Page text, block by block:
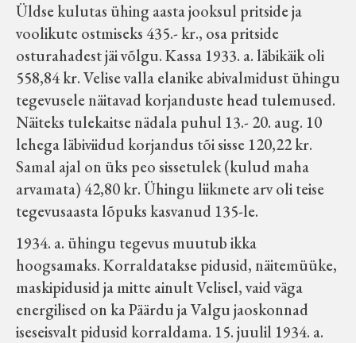
Üldse kulutas ühing aasta jooksul pritside ja
voolikute ostmiseks 435.- kr., osa pritside
osturahadest jäi võlgu. Kassa 1933. a. läbikäik oli
558,84 kr. Velise valla elanike abivalmidust ühingu
tegevusele näitavad korjanduste head tulemused.
Näiteks tulekaitse nädala puhul 13.- 20. aug. 10
lehega läbiviidud korjandus tõi sisse 120,22 kr.
Samal ajal on üks peo sissetulek (kulud maha
arvamata) 42,80 kr. Ühingu liikmete arv oli teise
tegevusaasta lõpuks kasvanud 135-le.
1934. a. ühingu tegevus muutub ikka
hoogsamaks. Korraldatakse pidusid, näitemüüke,
maskipidusid ja mitte ainult Velisel, vaid väga
energilised on ka Päärdu ja Valgu jaoskonnad
iseseisvalt pidusid korraldama. 15. juulil 1934. a.